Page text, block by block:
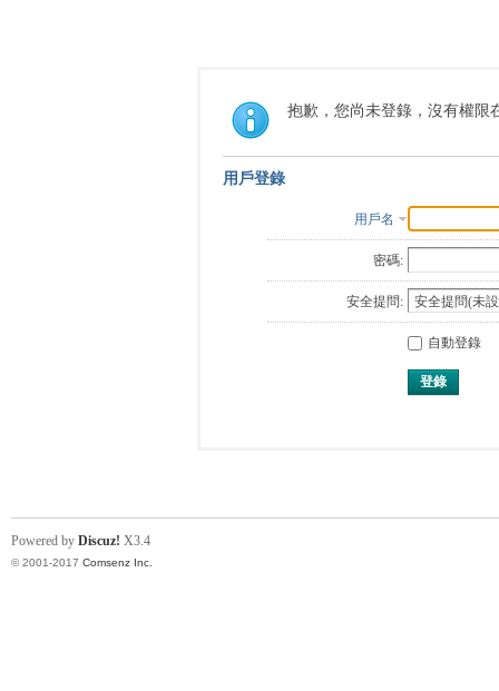
抱歉，您尚未登錄，沒有權限
用戶登錄
用戶名
密碼:
安全提問:
自動登錄
登錄
Powered by Discuz! X3.4
© 2001-2017 Comsenz Inc.